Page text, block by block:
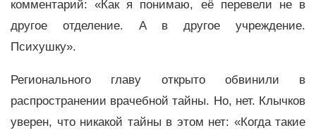
комментарий: «Как я понимаю, её перевели не в
другое отделение. А в другое учреждение.
Психушку».
Регионального главу открыто обвинили в
распространении врачебной тайны. Но, нет. Клычков
уверен, что никакой тайны в этом нет: «Когда такие